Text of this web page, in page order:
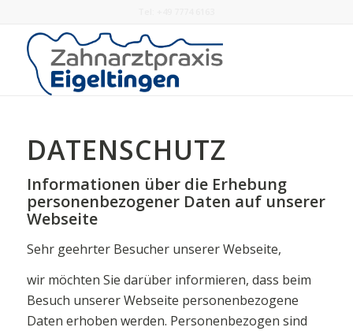
DATENSCHUTZ
Informationen über die Erhebung
personenbezogener Daten auf unserer
Webseite
Sehr geehrter Besucher unserer Webseite,
wir möchten Sie darüber informieren, dass beim
Besuch unserer Webseite personenbezogene
Daten erhoben werden. Personenbezogen sind